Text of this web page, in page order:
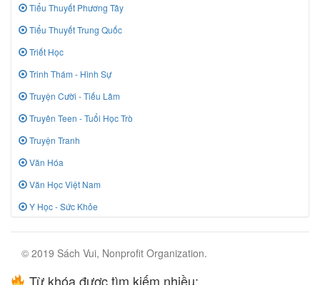
Tiểu Thuyết Phương Tây
Tiểu Thuyết Trung Quốc
Triết Học
Trinh Thám - Hình Sự
Truyện Cười - Tiếu Lâm
Truyên Teen - Tuổi Học Trò
Truyện Tranh
Văn Hóa
Văn Học Việt Nam
Y Học - Sức Khỏe
© 2019 Sách Vui, Nonprofit Organization.
Từ khóa được tìm kiếm nhiều: